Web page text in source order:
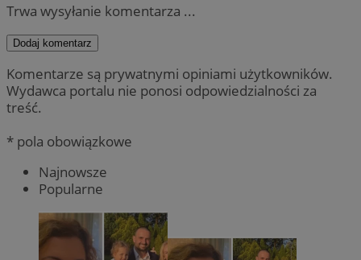
Trwa wysyłanie komentarza ...
Dodaj komentarz
Komentarze są prywatnymi opiniami użytkowników.
Wydawca portalu nie ponosi odpowiedzialności za
treść.
* pola obowiązkowe
Najnowsze
Popularne